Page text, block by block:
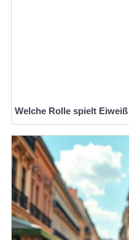
Welche Rolle spielt